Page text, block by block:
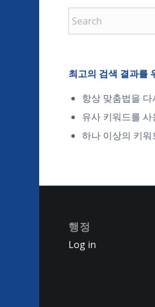
최고의 검색 결과를
항상 맞춤법을
유사 키워드를
하나 이상의 키
행정
Log in